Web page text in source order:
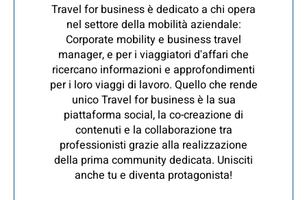
Travel for business è dedicato a chi opera
nel settore della mobilità aziendale:
Corporate mobility e business travel
manager, e per i viaggiatori d'affari che
ricercano informazioni e approfondimenti
per i loro viaggi di lavoro. Quello che rende
unico Travel for business è la sua
piattaforma social, la co-creazione di
contenuti e la collaborazione tra
professionisti grazie alla realizzazione
della prima community dedicata. Unisciti
anche tu e diventa protagonista!